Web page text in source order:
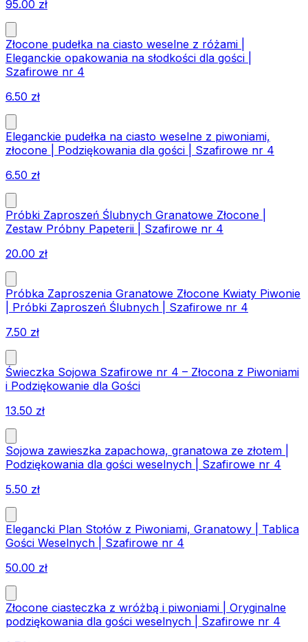
95.00 zł
Złocone pudełka na ciasto weselne z różami |
Eleganckie opakowania na słodkości dla gości |
Szafirowe nr 4
6.50 zł
Eleganckie pudełka na ciasto weselne z piwoniami,
złocone | Podziękowania dla gości | Szafirowe nr 4
6.50 zł
Próbki Zaproszeń Ślubnych Granatowe Złocone |
Zestaw Próbny Papeterii | Szafirowe nr 4
20.00 zł
Próbka Zaproszenia Granatowe Złocone Kwiaty Piwonie
| Próbki Zaproszeń Ślubnych | Szafirowe nr 4
7.50 zł
Świeczka Sojowa Szafirowe nr 4 – Złocona z Piwoniami
i Podziękowanie dla Gości
13.50 zł
Sojowa zawieszka zapachowa, granatowa ze złotem |
Podziękowania dla gości weselnych | Szafirowe nr 4
5.50 zł
Elegancki Plan Stołów z Piwoniami, Granatowy | Tablica
Gości Weselnych | Szafirowe nr 4
50.00 zł
Złocone ciasteczka z wróżbą i piwoniami | Oryginalne
podziękowania dla gości weselnych | Szafirowe nr 4